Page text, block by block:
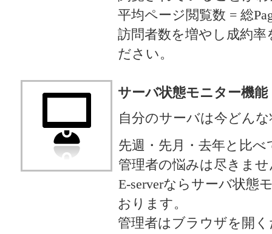
平均ページ閲覧数 = 総
訪問者数を増やし成約
ださい。
サーバ状態モニター機能
自分のサーバは今どん
先週・先月・去年と比
管理者の悩みは尽きませ
E-serverならサーバ状態
おります。
管理者はブラウザを開